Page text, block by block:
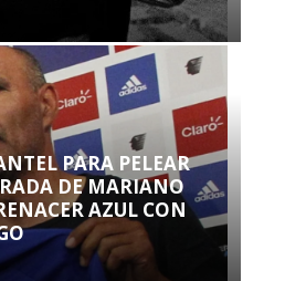
PARA PELEAR
DE MARIANO
AZUL CON